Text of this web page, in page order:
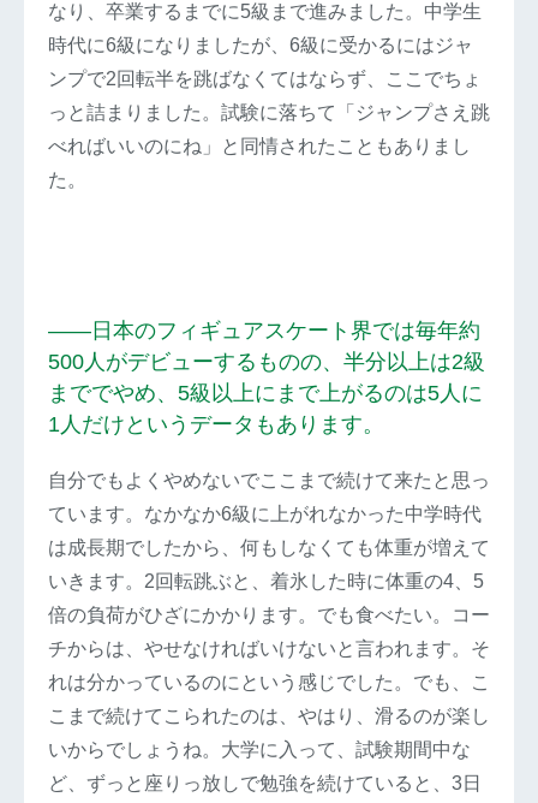
なり、卒業するまでに5級まで進みました。中学生
時代に6級になりましたが、6級に受かるにはジャ
ンプで2回転半を跳ばなくてはならず、ここでちょ
っと詰まりました。試験に落ちて「ジャンプさえ跳
べればいいのにね」と同情されたこともありまし
た。
――日本のフィギュアスケート界では毎年約
500人がデビューするものの、半分以上は2級
まででやめ、5級以上にまで上がるのは5人に
1人だけというデータもあります。
自分でもよくやめないでここまで続けて来たと思っ
ています。なかなか6級に上がれなかった中学時代
は成長期でしたから、何もしなくても体重が増えて
いきます。2回転跳ぶと、着氷した時に体重の4、5
倍の負荷がひざにかかります。でも食べたい。コー
チからは、やせなければいけないと言われます。そ
れは分かっているのにという感じでした。でも、こ
こまで続けてこられたのは、やはり、滑るのが楽し
いからでしょうね。大学に入って、試験期間中な
ど、ずっと座りっ放しで勉強を続けていると、3日